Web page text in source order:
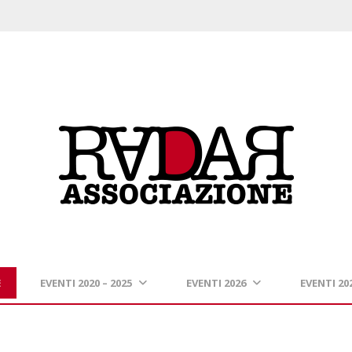
EVENTI 2020 – 2025 EVENTI 2026 EVENTI